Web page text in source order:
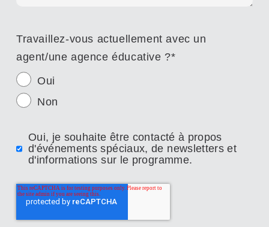
Travaillez-vous actuellement avec un
agent/une agence éducative ?*
Oui
Non
Oui, je souhaite être contacté à propos
d'événements spéciaux, de newsletters et
d'informations sur le programme.